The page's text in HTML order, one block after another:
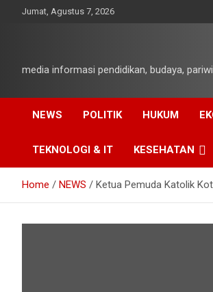
Jumat, Agustus 7, 2026
media informasi pendidikan, budaya,
NEWS POLITIK HUKUM
TEKNOLOGI & IT KESEHATAN
Home NEWS Ketua Pemuda Katolik